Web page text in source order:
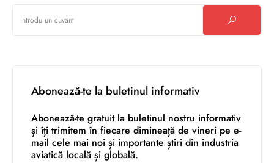
Abonează-te la buletinul informativ
Abonează-te gratuit la buletinul nostru informativ
și îți trimitem în fiecare dimineață de vineri pe e-
mail cele mai noi și importante știri din industria
aviatică locală și globală.